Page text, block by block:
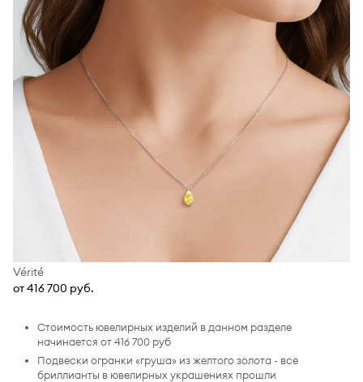
Vérité
от 416 700 руб.
Стоимость ювелирных изделий в данном разделе
начинается от 416 700 руб
Подвески огранки «груша» из желтого золота - все
бриллианты в ювелирных украшениях прошли